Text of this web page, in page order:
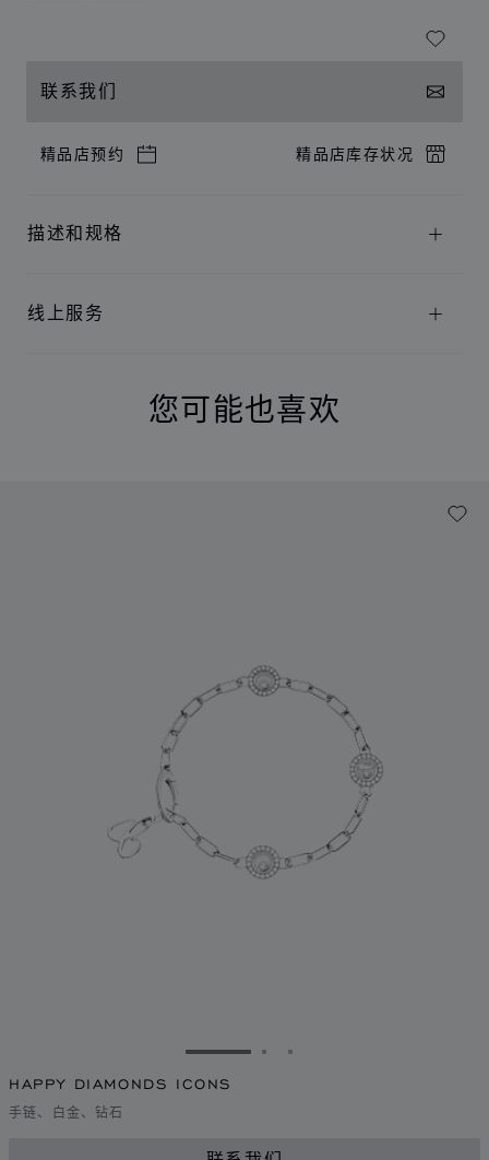
联系我们
精品店预约 精品店库存状况
描述和规格
线上服务
您可能也喜欢
转到幻灯片 1转到幻灯片 2
转到幻灯片 3
HAPPY DIAMONDS ICONS
手链、白金、钻石